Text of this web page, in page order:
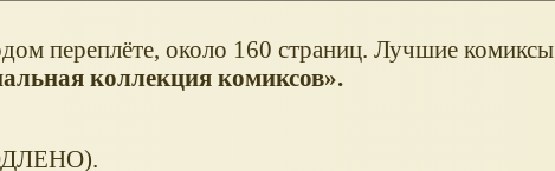
переплёте, около 160 страниц. Лучшие комиксы
коллекция комиксов .